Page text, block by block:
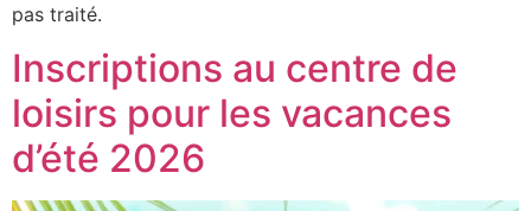
pas traité.
Inscriptions au centre de
loisirs pour les vacances
d’été 2026